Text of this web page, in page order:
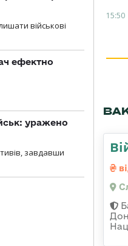
військові
ефектно
уражено
завдавши
15:50